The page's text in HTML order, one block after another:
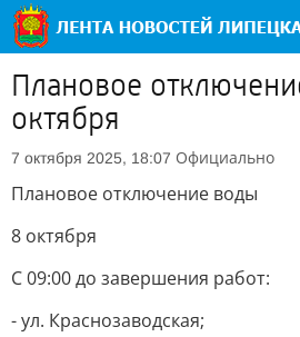
Плановое
октября
7 октября 2025, 18:07 Официально
Плановое отключение воды
8 октября
С 09:00 до завершения работ:
- ул. Краснозаводская;